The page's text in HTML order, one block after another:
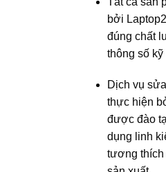
bởi
đúng chất
thông số
Dịch vụ
thực hiện
được đào
dụng linh
tương thích